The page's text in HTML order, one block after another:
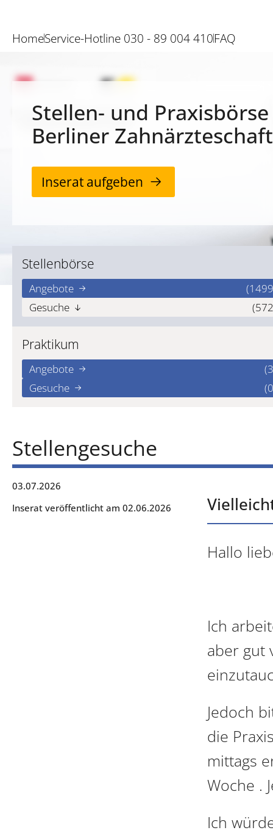
HomeService-Hotline 030 - 89 004 410FAQ
Stellen- und
Berliner Zahnärzteschaft
Inserat aufgeben
Stellenbörse
Angebote
Gesuche
Praktikum
Angebote
Gesuche
Stellengesuche
03.07.2026
Inserat veröffentlicht am 02.06.2026
Hallo
Ich
aber gut
Jedoch
die
mittags
Woche .
Ich